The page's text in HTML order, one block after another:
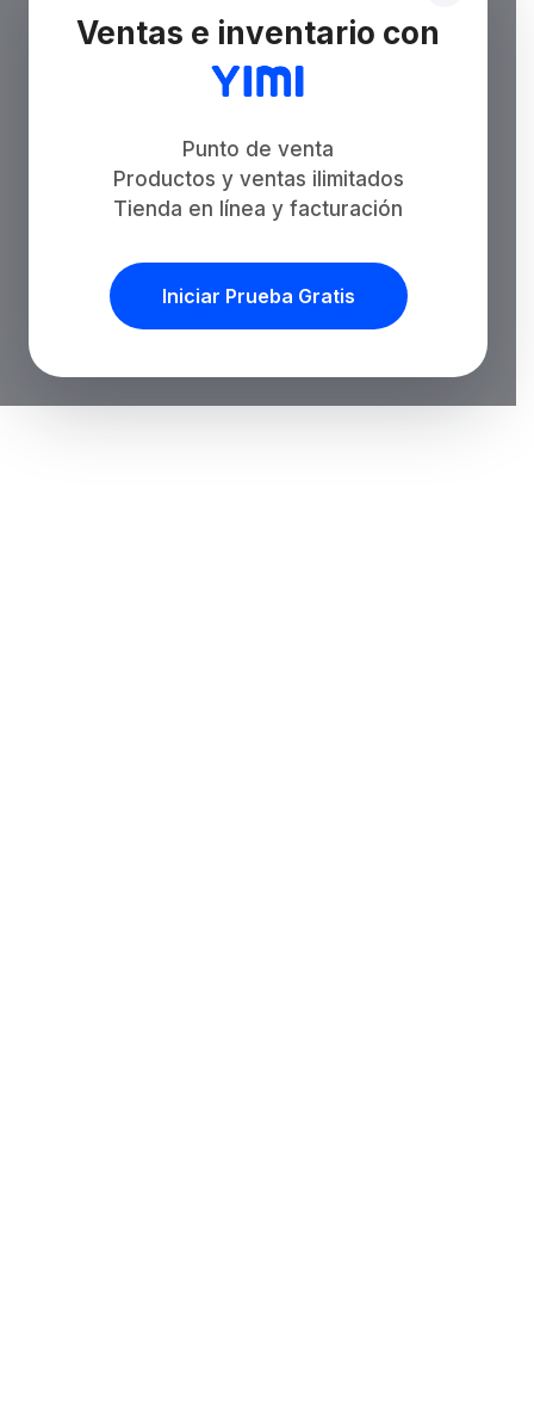
Ventas e inventario con
Punto de venta
Productos y ventas ilimitados
Tienda en línea y facturación
Iniciar Prueba Gratis